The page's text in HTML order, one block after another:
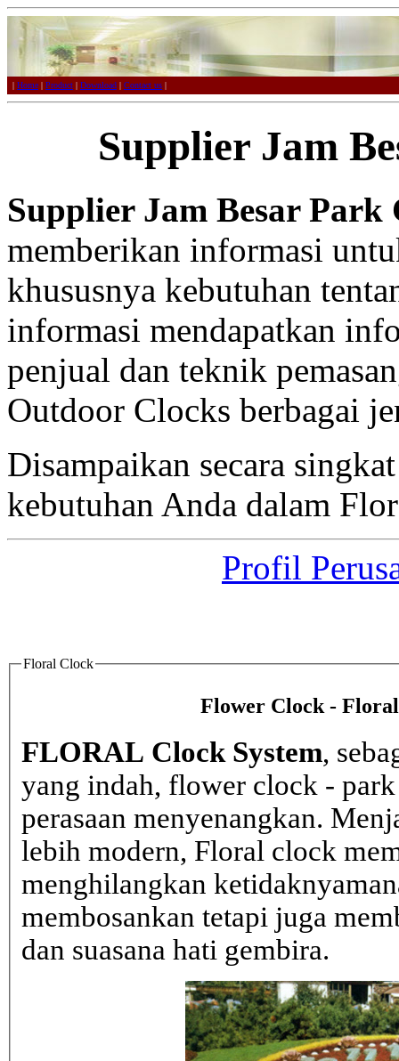
| Home | Product | Download | Contact us |
Supplier Jam
Supplier Jam Besar Park
memberikan informasi
khususnya kebutuhan
informasi mendapatkan
penjual dan teknik
Outdoor Clocks berbagai
Disampaikan secara
kebutuhan Anda dalam
Profil
Floral Clock
Flower Clock -
FLORAL Clock System,
yang indah, flower clock -
perasaan menyenangkan.
lebih modern, Floral clock
menghilangkan
membosankan tetapi juga
dan suasana hati gembira.